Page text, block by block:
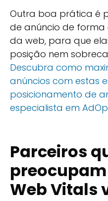
Outra boa prática é
de anúncio de
da web, para que
posição nem
Descubra como
anúncios com estas
posicionamento de
especialista em
Parceiros
Web Vitals